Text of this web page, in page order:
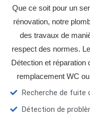
Que ce soit pour un
rénovation, notre
des travaux de
respect des normes.
Détection et réparation
remplacement WC
Recherche de fuite
Détection de